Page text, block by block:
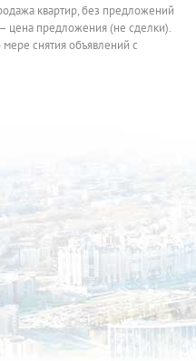
квартир, без предложений
цена предложения (не сделки).
снятия объявлений с